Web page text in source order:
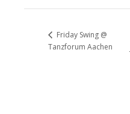
Friday Swing @
Tanzforum Aachen